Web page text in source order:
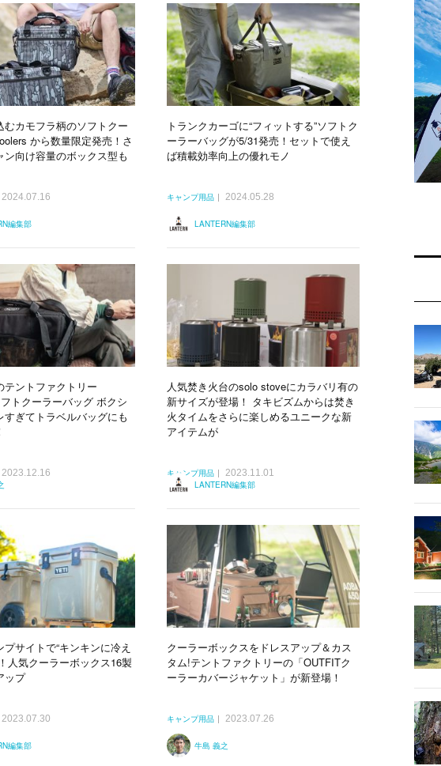
むカモフラ柄のソフトクー
から数量限定発売！さ
ン向け容量のボックス型も
編集部
トランクカーゴに“フィットする”ソフトク
ーラーバッグが5/31発売！セットで使え
ば積載効率向上の優れモノ
キャンプ用品 2024.05.28
LANTERN編集部
テントファクトリー
トクーラーバッグ ボクシ
すぎてトラベルバッグにも
人気焚き火台のsolo stoveにカラバリ有の
新サイズが登場！ タキビズムからは焚き
火タイムをさらに楽しめるユニークな新
アイテムが
キャンプ用品
2023.11.01
LANTERN編集部
サイトで“キンキンに冷え
人気クーラーボックス16製
ップ
編集部
クーラーボックスをドレスアップ＆カス
タム!テントファクトリーの「OUTFITク
ーラーカバージャケット」が新登場！
キャンプ用品 2023.07.26
牛島 義之